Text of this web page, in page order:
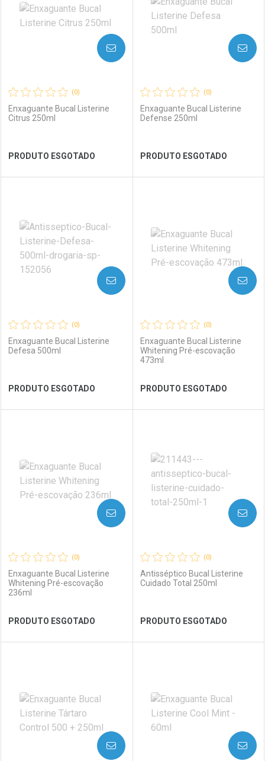
Ver Desconto Convênio Ver Desconto Convênio
(0)
Enxaguante Bucal Listerine
Citrus 250ml
PRODUTO ESGOTADO
AVISE-ME
Laboratório
Ver Desconto Convênio
Por Menos
(0)
Enxaguante Bucal Listerine
Defense 250ml
PRODUTO ESGOTADO
AVISE-ME
Laboratório
Ver Desconto Convênio
Por Menos
(0)
Enxaguante Bucal Listerine
Defesa 500ml
PRODUTO ESGOTADO
AVISE-ME
Laboratório
Ver Desconto Convênio
Por Menos
(0)
Enxaguante Bucal Listerine
Whitening Pré-escovação
473ml
PRODUTO ESGOTADO
AVISE-ME
Laboratório
Ver Desconto Convênio
Por Menos
(0)
Enxaguante Bucal Listerine
Whitening Pré-escovação
236ml
PRODUTO ESGOTADO
AVISE-ME
Laboratório
Por Menos
(0)
Antisséptico Bucal Listerine
Cuidado Total 250ml
PRODUTO ESGOTADO
AVISE-ME
Laboratório
Por Menos
AVISE-ME AVISE-ME